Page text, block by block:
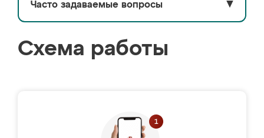
Часто задаваемые вопросы ▼
Схема работы